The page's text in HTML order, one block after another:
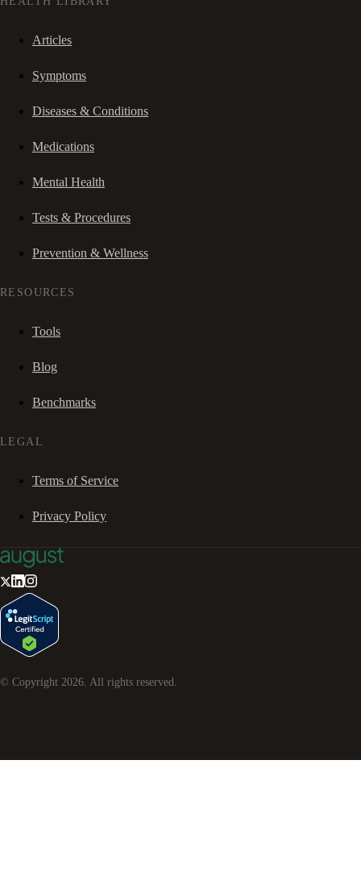
Articles
Symptoms
Diseases & Conditions
Medications
Mental Health
Tests & Procedures
Prevention & Wellness
RESOURCES
Tools
Blog
Benchmarks
LEGAL
Terms of Service
Privacy Policy
© Copyright 2026 . All rights reserved.